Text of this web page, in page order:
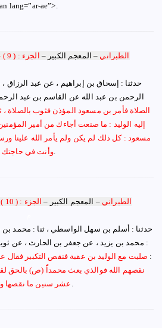
an lang=”ar-ae”>.
الطبراني – المعجم الكبير – الجزء : ( 9 )
– حدثنا : إسحاق بن إبراهيم ، عن عبد الرزاق
الرحمن بن عبد الله عن القاسم بن عبد
الصلاة فأمر بن مسعود المؤذن فثوب بالصلاة
إليه الوليد : ما صنعت أجاءك من أمير
مسعود : كل ذلك لم يكن ولم يأمر الله علينا
وأنت في حاجتك.
الطبراني – المعجم الكبير – الجزء : ( 10 )
: محمد بن يزيد ، عن جعفر بن الحارث ، عن
: صليت مع الوليد بن عقبة فنقص التكبير فقال
نقصهم الله فوالذي بعث محمداًً (ص) بالحق
عشر سنين ما نقصها